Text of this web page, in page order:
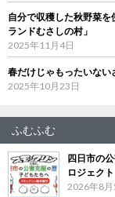
自分で収穫した秋野菜
ランドむさしの村」
2025年11月4日
春だけじゃもったいない
2025年10月23日
ふむふむ
四日市の
ロジェク
2026年8月